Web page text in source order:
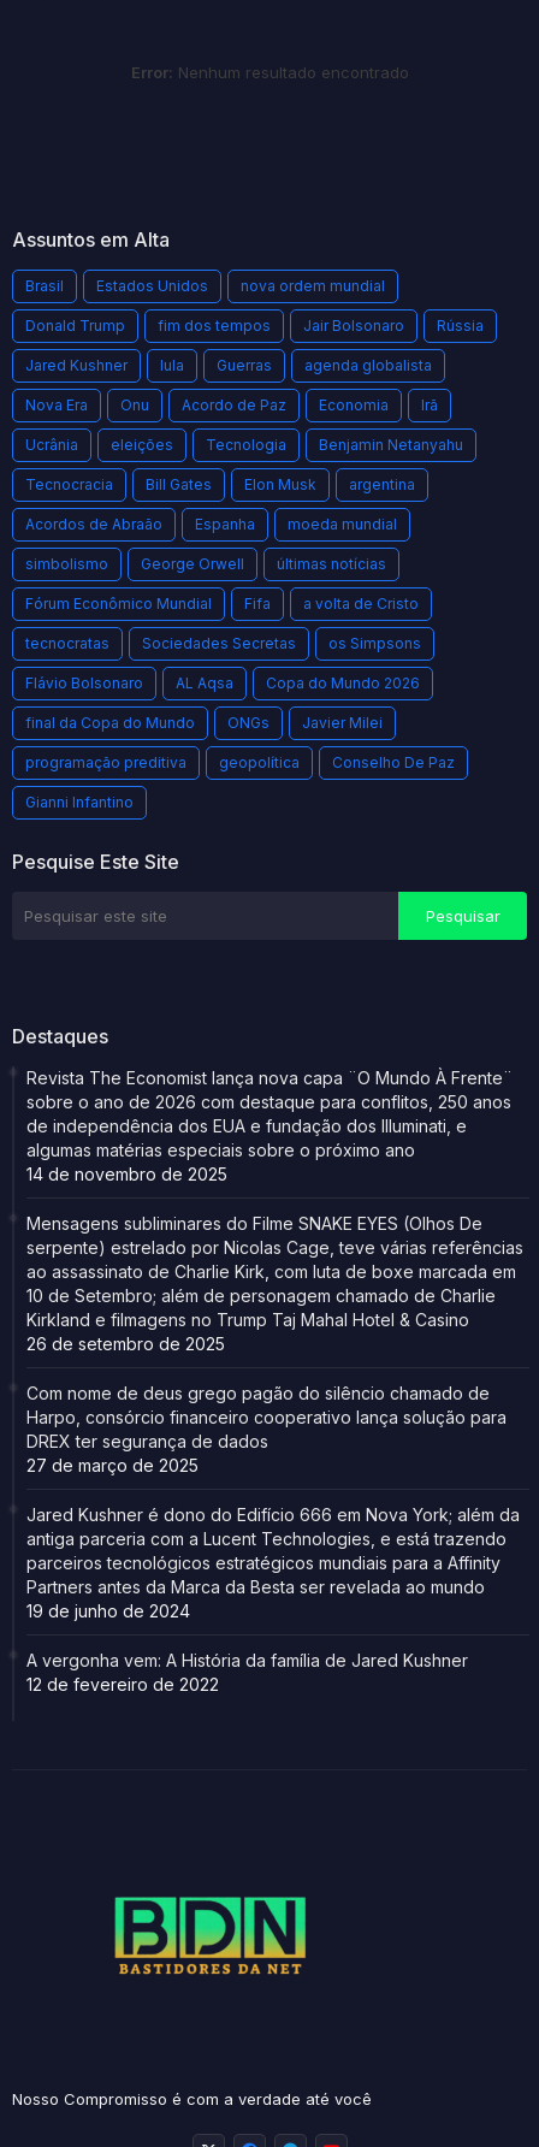
Error: Nenhum resultado encontrado
Assuntos em Alta
Brasil Estados Unidos nova ordem mundial
Donald Trump fim dos tempos Jair Bolsonaro Rússia
Jared Kushner lula Guerras agenda globalista
Nova Era Onu Acordo de Paz Economia Irã
Ucrânia eleições Tecnologia Benjamin Netanyahu
Tecnocracia Bill Gates Elon Musk argentina
Acordos de Abraão Espanha moeda mundial
simbolismo George Orwell últimas notícias
Fórum Econômico Mundial Fifa a volta de Cristo
tecnocratas Sociedades Secretas os Simpsons
Flávio Bolsonaro AL Aqsa Copa do Mundo 2026
final da Copa do Mundo ONGs Javier Milei
programação preditiva geopolítica Conselho De Paz
Gianni Infantino
Pesquise Este Site
Destaques
Revista The Economist lança nova capa ¨O Mundo À Frente¨
sobre o ano de 2026 com destaque para conflitos, 250 anos
de independência dos EUA e fundação dos Illuminati, e
algumas matérias especiais sobre o próximo ano
14 de novembro de 2025
Mensagens subliminares do Filme SNAKE EYES (Olhos De
serpente) estrelado por Nicolas Cage, teve várias referências
ao assassinato de Charlie Kirk, com luta de boxe marcada em
10 de Setembro; além de personagem chamado de Charlie
Kirkland e filmagens no Trump Taj Mahal Hotel & Casino
26 de setembro de 2025
Com nome de deus grego pagão do silêncio chamado de
Harpo, consórcio financeiro cooperativo lança solução para
DREX ter segurança de dados
27 de março de 2025
Jared Kushner é dono do Edifício 666 em Nova York; além da
antiga parceria com a Lucent Technologies, e está trazendo
parceiros tecnológicos estratégicos mundiais para a Affinity
Partners antes da Marca da Besta ser revelada ao mundo
19 de junho de 2024
A vergonha vem: A História da família de Jared Kushner
12 de fevereiro de 2022
Nosso Compromisso é com a verdade até você